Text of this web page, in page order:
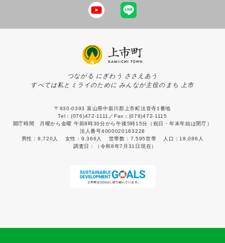
つながる にぎわう ささえあう
すべては私とミライのために みんなが主役のまち 上市
〒930-0393 富山県中新川郡上市町法音寺1番地
Tel：(076)472-1111／Fax：(076)472-1115
開庁時間 月曜から金曜 午前8時30分から午後5時15分（祝日・年末年始は閉庁）
法人番号4000020163228
男性： 8,720人 女性： 9,366人 世帯数： 7,595世帯 人口： 18,086人
調査日：
（令和8年7月31日現在）